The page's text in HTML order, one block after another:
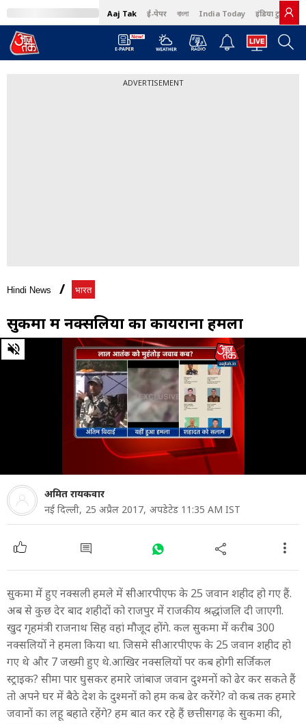
Aaj Tak ई-पेपर বাংলা India Today इंडिया टुडे हिंदी
ADVERTISEMENT
Hindi News भारत
सुकमा में नक्सलियों का कायराना हमला
0
of
अमित रायकवार
नई दिल्ली, 25 अप्रैल 2017, अपडेटेड 11:35 AM IST
सुकमा में हुए नक्सली हमले में सीआरपीएफ के 25 जवान शहीद हो गए हैं.
अब से कुछ देर बाद शहीदों को राजपुर में राजकीय श्रद्धांजलि दी जाएगी.
खुद गृहमंत्री राजनाथ सिह वहां मौजूद होंगे. कल सुकमा में करीब 300
नक्सलियों ने हमला किया था. जिसमे सीआरपीएफ के 25 जवान शहीद हो
गए थे और 7 जख्मी हुए थे.आखिर नक्सलियों पर कब होगी सर्जिकल
स्ट्राइक? सीमा पार घुसकर हमारे जांबाज जवान दुश्मनों को ढेर कर सकते हैं
तो अपने घर में बैठे देश के दुश्मनों को हम कब ढेर करेंगे? वो कब तक हमारे
जवानों का लहू बहाते रहेंगे? हम बात कर रहे हैं छत्तीसगढ़ के सुकमा की,